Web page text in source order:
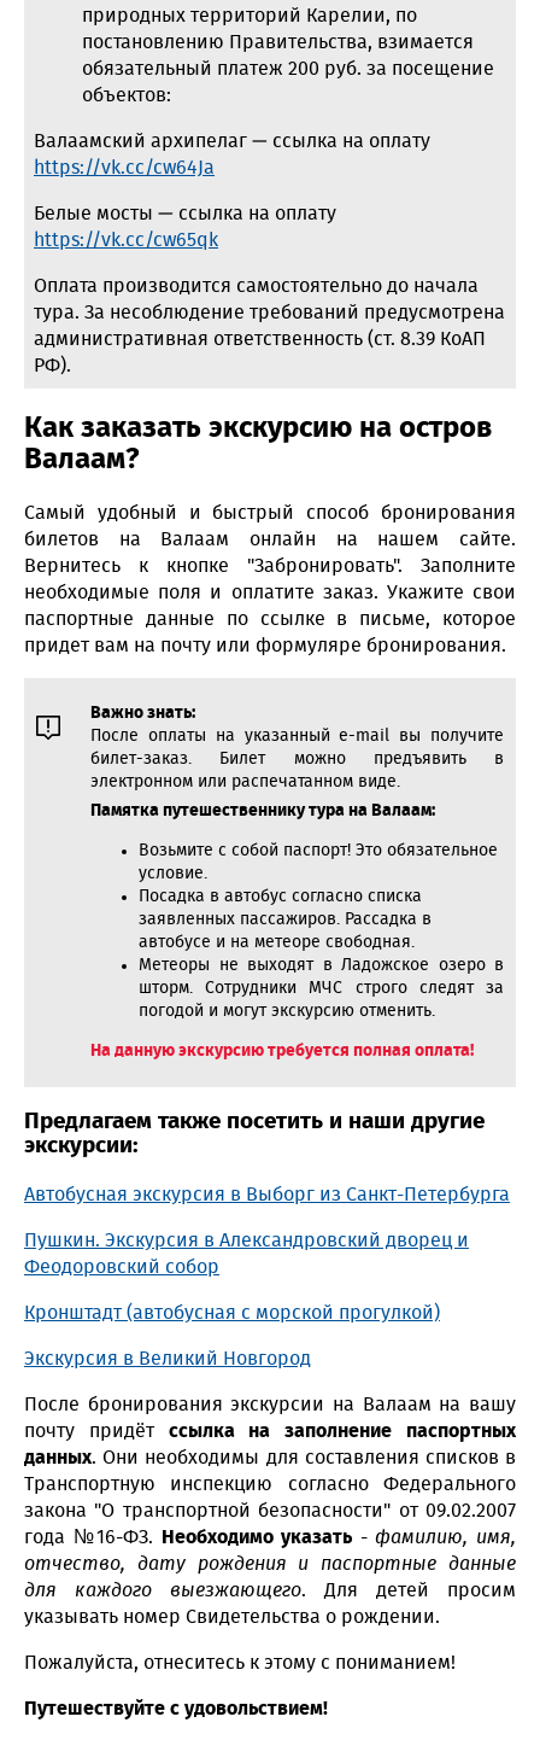
природных территорий Карелии, по
постановлению Правительства, взимается
обязательный платеж 200 руб. за посещение
объектов:
Валаамский архипелаг — ссылка на оплату
https://vk.cc/cw64Ja
Белые мосты — ссылка на оплату
https://vk.cc/cw65qk
Оплата производится самостоятельно до начала
тура. За несоблюдение требований предусмотрена
административная ответственность (ст. 8.39 КоАП
РФ).
Как заказать экскурсию на остров
Валаам?
Самый удобный и быстрый способ бронирования
билетов на Валаам онлайн на нашем сайте.
Вернитесь к кнопке "Забронировать". Заполните
необходимые поля и оплатите заказ. Укажите свои
паспортные данные по ссылке в письме, которое
придет вам на почту или формуляре бронирования.
Важно знать:
После оплаты на указанный e-mail вы получите
билет-заказ. Билет можно предъявить в
электронном или распечатанном виде.
Памятка путешественнику тура на Валаам:
Возьмите с собой паспорт! Это обязательное
условие.
Посадка в автобус согласно списка
заявленных пассажиров. Рассадка в
автобусе и на метеоре свободная.
Метеоры не выходят в Ладожское озеро в
шторм. Сотрудники МЧС строго следят за
погодой и могут экскурсию отменить.
На данную экскурсию требуется полная оплата!
Предлагаем также посетить и наши другие
экскурсии:
Автобусная экскурсия в Выборг из Санкт-Петербурга
Пушкин. Экскурсия в Александровский дворец и
Феодоровский собор
Кронштадт (автобусная с морской прогулкой)
Экскурсия в Великий Новгород
После бронирования экскурсии на Валаам на вашу
почту придёт ссылка на заполнение паспортных
данных. Они необходимы для составления списков в
Транспортную инспекцию согласно Федерального
закона "О транспортной безопасности" от 09.02.2007
года №16-ФЗ.
Необходимо указать -фамилию, имя,
отчество, дату рождения и паспортные данные
для каждого выезжающего. Для детей просим
указывать номер Свидетельства о рождении.
Пожалуйста, отнеситесь к этому с пониманием!
Путешествуйте с удовольствием!